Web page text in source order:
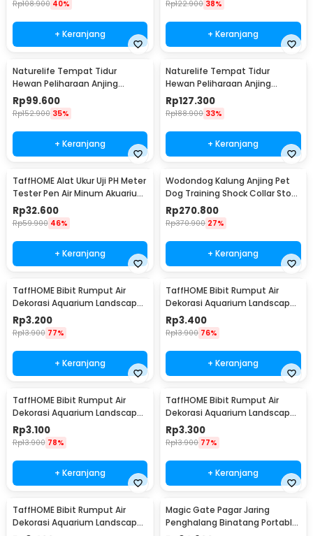
Rp108.900 40%
+ Keranjang
Rp122.900 38%
+ Keranjang
Naturelife Tempat Tidur
Hewan Peliharaan Anjing
Kucing Pet Dog Bed Size XL -
NR884
Rp99.600
Rp152.900 35%
+ Keranjang
Naturelife Tempat Tidur
Hewan Peliharaan Anjing
Kucing Pet Dog Bed Size XXL -
NR884
Rp127.300
Rp188.900 33%
+ Keranjang
TaffHOME Alat Ukur Uji PH Meter
Tester Pen Air Minum Akuarium
- PH-009
Rp32.600
Rp59.900 46%
+ Keranjang
Wodondog Kalung Anjing Pet
Dog Training Shock Collar Stop
Barking 800M - JXG0031
Rp270.800
Rp370.900 27%
+ Keranjang
TaffHOME Bibit Rumput Air
Dekorasi Aquarium Landscape
Ornament 10g Big Leaf - H0027
Rp3.200
Rp13.900 77%
+ Keranjang
TaffHOME Bibit Rumput Air
Dekorasi Aquarium Landscape
Ornament 10g Big Fescue -
H0027
Rp3.400
Rp13.900 76%
+ Keranjang
TaffHOME Bibit Rumput Air
Dekorasi Aquarium Landscape
Ornament 10g Lucky Clover -
H0027
Rp3.100
Rp13.900 78%
+ Keranjang
TaffHOME Bibit Rumput Air
Dekorasi Aquarium Landscape
Ornament 10g Small Fescue -
H0027
Rp3.300
Rp13.900 77%
+ Keranjang
TaffHOME Bibit Rumput Air
Dekorasi Aquarium Landscape
Magic Gate Pagar Jaring
Penghalang Binatang Portable